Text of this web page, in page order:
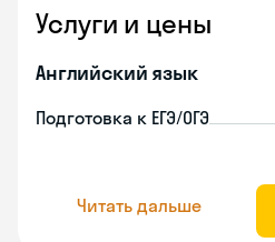
Услуги и цены
Английский язык
Подготовка к ЕГЭ/ОГЭ
Читать дальше